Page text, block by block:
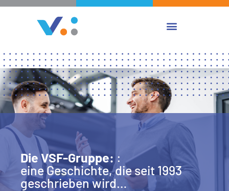
Die VSF-Gruppe: :
eine Geschichte, die seit 1993
geschrieben wird…